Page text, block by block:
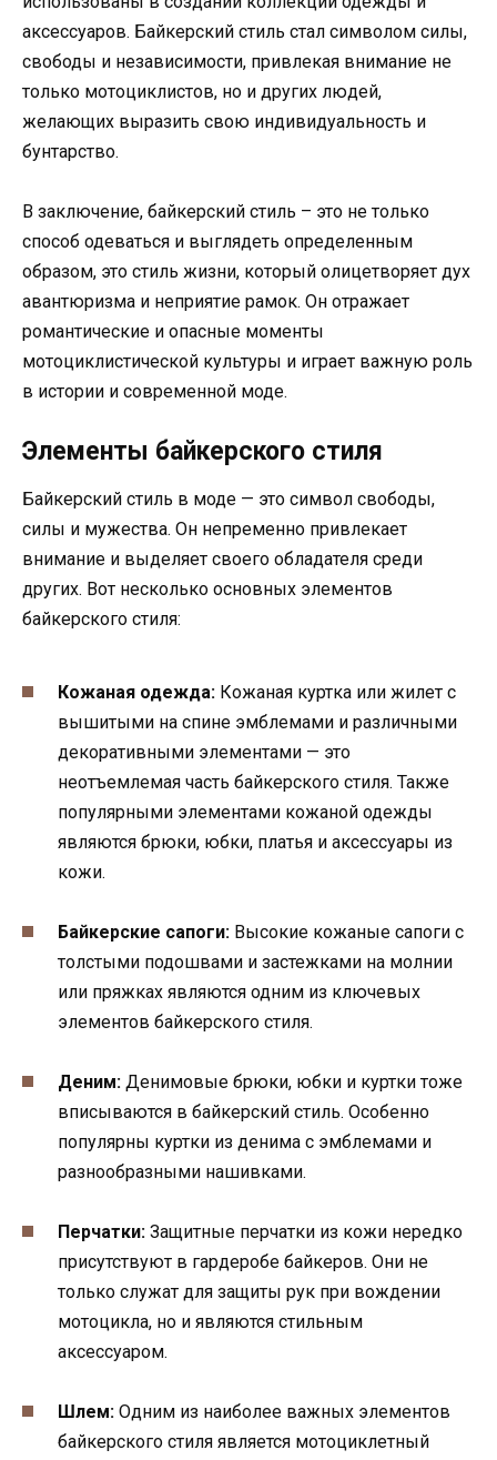
аксессуаров. Байкерский стиль стал символом силы,
свободы и независимости, привлекая внимание не
только мотоциклистов, но и других людей,
желающих выразить свою индивидуальность и
бунтарство.
В заключение, байкерский стиль – это не только
способ одеваться и выглядеть определенным
образом, это стиль жизни, который олицетворяет дух
авантюризма и неприятие рамок. Он отражает
романтические и опасные моменты
мотоциклистической культуры и играет важную роль
в истории и современной моде.
Элементы байкерского стиля
Байкерский стиль в моде — это символ свободы,
силы и мужества. Он непременно привлекает
внимание и выделяет своего обладателя среди
других. Вот несколько основных элементов
байкерского стиля:
Кожаная одежда: Кожаная куртка или жилет с
вышитыми на спине эмблемами и различными
декоративными элементами — это
неотъемлемая часть байкерского стиля. Также
популярными элементами кожаной одежды
являются брюки, юбки, платья и аксессуары из
кожи.
Байкерские сапоги: Высокие кожаные сапоги с
толстыми подошвами и застежками на молнии
или пряжках являются одним из ключевых
элементов байкерского стиля.
Деним: Денимовые брюки, юбки и куртки тоже
вписываются в байкерский стиль. Особенно
популярны куртки из денима с эмблемами и
разнообразными нашивками.
Перчатки: Защитные перчатки из кожи нередко
присутствуют в гардеробе байкеров. Они не
только служат для защиты рук при вождении
мотоцикла, но и являются стильным
аксессуаром.
Шлем: Одним из наиболее важных элементов
байкерского стиля является мотоциклетный